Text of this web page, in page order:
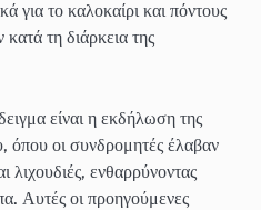
για το καλοκαίρι και πόντους
τη διάρκεια της
είναι η εκδήλωση της
όπου οι συνδρομητές έλαβαν
λιχουδιές, ενθαρρύνοντας
Αυτές οι προηγούμενες